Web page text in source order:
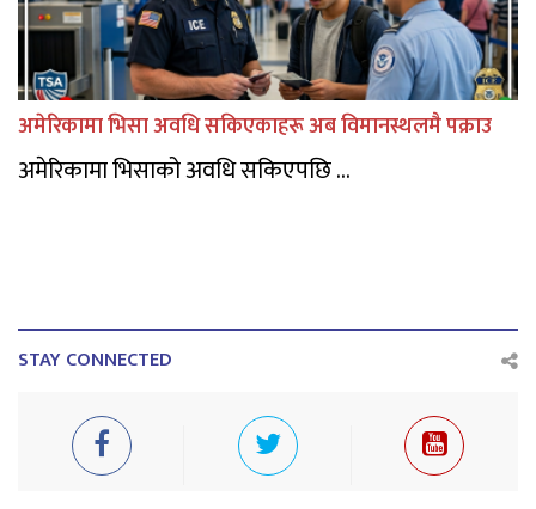
अमेरिकामा भिसा अवधि सकिएकाहरू अब विमानस्थलमै पक्राउ
अमेरिकामा भिसाको अवधि सकिएपछि ...
STAY CONNECTED